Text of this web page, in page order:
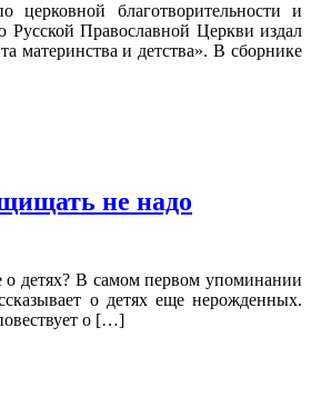
церковной благотворительности и
Русской Православной Церкви издал
материнства и детства». В сборнике
не надо
о детях? В самом первом упоминании
о детях еще нерожденных.
о […]